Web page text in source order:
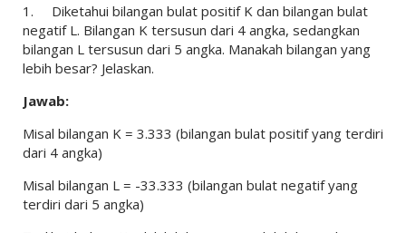
1.
Diketahui bilangan bulat positif K dan bilangan bulat
negatif L. Bilangan K tersusun dari 4 angka, sedangkan
bilangan L tersusun dari 5 angka. Manakah bilangan yang
lebih besar? Jelaskan.
Jawab:
Misal bilangan K = 3.333 (bilangan bulat positif yang terdiri
dari 4 angka)
Misal bilangan L = -33.333 (bilangan bulat negatif yang
terdiri dari 5 angka)